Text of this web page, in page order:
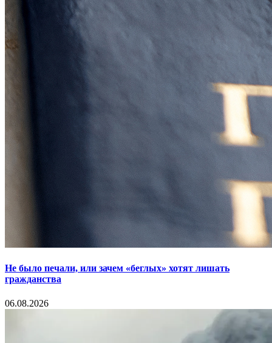
Не было печали, или зачем «беглых» хотят лишать
гражданства
06.08.2026